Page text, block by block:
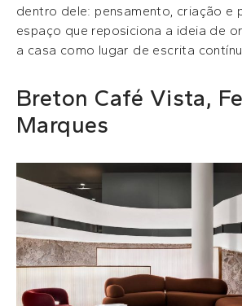
dentro dele: pensamento, criação e
espaço que reposiciona a ideia de
a casa como lugar de escrita
Breton Café Vista,
Marques